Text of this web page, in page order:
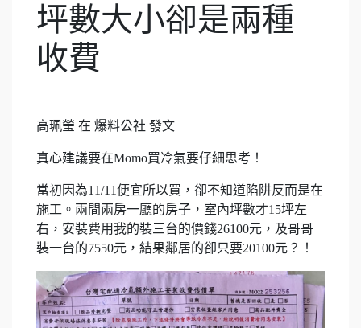
坪數大小卻是兩種
收費
高珮瑩 在 爆料公社 發文
真心建議要在Momo買冷氣要仔細思考！
當初因為11/11便宜所以買，卻不知道陷阱反而是在
施工。兩間兩房一廳的房子，室內坪數才15坪左
右，安裝費用我的裝三台的價錢26100元，及哥哥
裝一台的7550元，結果鄰居的卻只要20100元？！